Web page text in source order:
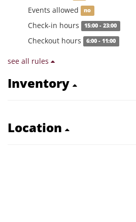
Events allowed no
Check-in hours 15:00 - 23:00
Checkout hours 6:00 - 11:00
see all rules
Inventory
Location